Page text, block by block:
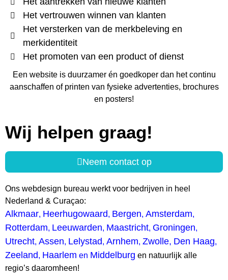
Het vertrouwen winnen van klanten
Het versterken van de merkbeleving en
merkidentiteit
Het promoten van een product of dienst
Een website is duurzamer én goedkoper dan het continu
aanschaffen of printen van fysieke advertenties, brochures
en posters!
Wij helpen graag!
Neem contact op
Ons webdesign bureau werkt voor bedrijven in heel
Nederland & Curaçao:
Alkmaar, Heerhugowaard, Bergen, Amsterdam,
Rotterdam, Leeuwarden, Maastricht, Groningen,
Utrecht, Assen, Lelystad, Arnhem, Zwolle, Den Haag,
Zeeland, Haarlem en Middelburg en natuurlijk alle
regio’s daaromheen!